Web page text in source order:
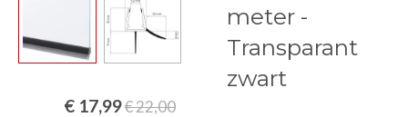
meter -
Transparant
zwart
€ 17,99€ 22,00